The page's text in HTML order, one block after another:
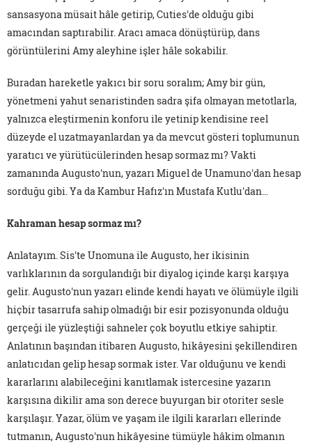
sansasyona müsait hâle getirip, Cuties'de olduğu gibi
amacından saptırabilir. Aracı amaca dönüştürüp, dans
görüntülerini Amy aleyhine işler hâle sokabilir.
Buradan hareketle yakıcı bir soru soralım; Amy bir gün,
yönetmeni yahut senaristinden sadra şifa olmayan metotlarla,
yalnızca eleştirmenin konforu ile yetinip kendisine reel
düzeyde el uzatmayanlardan ya da mevcut gösteri toplumunun
yaratıcı ve yürütücülerinden hesap sormaz mı? Vakti
zamanında Augusto'nun, yazarı Miguel de Unamuno'dan hesap
sorduğu gibi. Ya da Kambur Hafız'ın Mustafa Kutlu'dan…
Kahraman hesap sormaz mı?
Anlatayım. Sis'te Unomuna ile Augusto, her ikisinin
varlıklarının da sorgulandığı bir diyalog içinde karşı karşıya
gelir. Augusto'nun yazarı elinde kendi hayatı ve ölümüyle ilgili
hiçbir tasarrufa sahip olmadığı bir esir pozisyonunda olduğu
gerçeği ile yüzleştiği sahneler çok boyutlu etkiye sahiptir.
Anlatının başından itibaren Augusto, hikâyesini şekillendiren
anlatıcıdan gelip hesap sormak ister. Var olduğunu ve kendi
kararlarını alabileceğini kanıtlamak istercesine yazarın
karşısına dikilir ama son derece buyurgan bir otoriter sesle
karşılaşır. Yazar, ölüm ve yaşam ile ilgili kararları ellerinde
tutmanın, Augusto'nun hikâyesine tümüyle hâkim olmanın